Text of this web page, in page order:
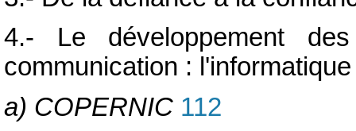
4.- Le développement
communication :
a) COPERNIC 112